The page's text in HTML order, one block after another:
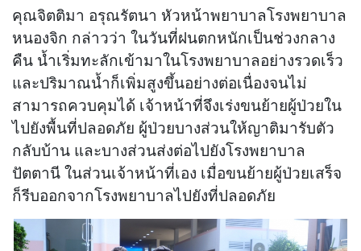
คุณจิตติมา อรุณรัตนา หัวหน้าพยาบาลโรงพยาบาล
หนองจิก กล่าวว่า ในวันที่ฝนตกหนักเป็นช่วงกลาง
คืน น้ำเริ่มทะลักเข้ามาในโรงพยาบาลอย่างรวดเร็ว
และปริมาณน้ำก็เพิ่มสูงขึ้นอย่างต่อเนื่องจนไม่
สามารถควบคุมได้ เจ้าหน้าที่จึงเร่งขนย้ายผู้ป่วยใน
ไปยังพื้นที่ปลอดภัย ผู้ป่วยบางส่วนให้ญาติมารับตัว
กลับบ้าน และบางส่วนส่งต่อไปยังโรงพยาบาล
ปัตตานี ในส่วนเจ้าหน้าที่เอง เมื่อขนย้ายผู้ป่วยเสร็จ
ก็รีบออกจากโรงพยาบาลไปยังที่ปลอดภัย